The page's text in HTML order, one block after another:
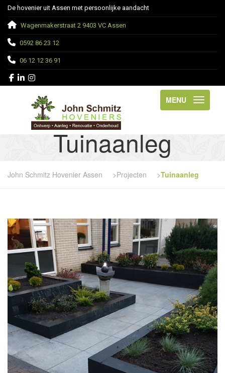
De hovenier uit Assen met persoonlijke aandacht
Wagenmakerstraat 2 9403 VC Assen
0592 86 23 12
06 12 12 36 91
MENU
Tuinaanleg
John Schmitz Hovenier Assen >Projecten >Tuinaanleg